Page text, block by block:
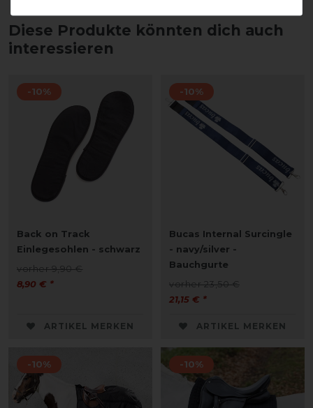
Diese Produkte könnten dich auch
interessieren
-10%
Back on Track
Einlegesohlen - schwarz
vorher 9,90 €
8,90 € *
ARTIKEL MERKEN
-10%
Bucas Internal Surcingle
- navy/silver -
Bauchgurte
vorher 23,50 €
21,15 € *
ARTIKEL MERKEN
-10% -10%